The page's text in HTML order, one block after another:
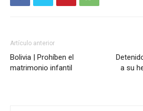
Artículo anterior
Bolivia | Prohíben el
matrimonio infantil
a su